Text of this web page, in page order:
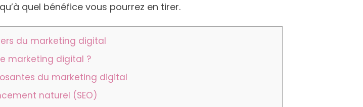
quel bénéfice vous pourrez en tirer.
du marketing digital
marketing digital ?
du marketing digital
naturel (SEO)